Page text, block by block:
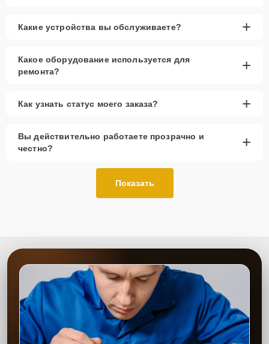
Какие устройства вы обслуживаете? +
Какое оборудование используется для
ремонта?
+
Как узнать статус моего заказа? +
Вы действительно работаете прозрачно и
честно?
+
Показать